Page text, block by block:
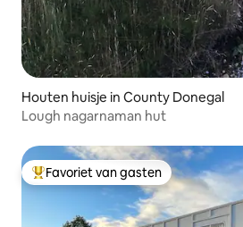
Houten huisje in County Donegal
Lough nagarnaman hut
Topfavoriet van gasten
Favoriet van gasten